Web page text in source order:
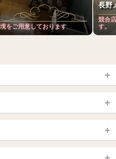
をご用意しております
長野
競合
す。
青森
山形
越谷・春日部